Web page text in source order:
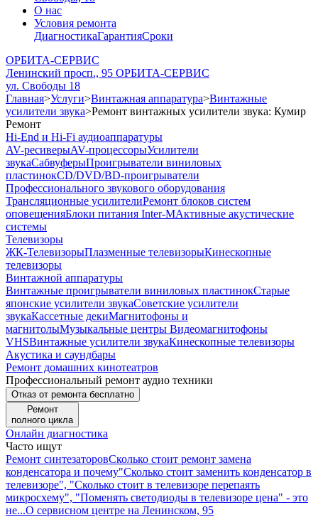
О нас
Условия ремонта
ДиагностикаГарантияСроки
ОРБИТА-СЕРВИС
Ленинский просп., 95 ОРБИТА-СЕРВИС
ул. Свободы 18
Главная>Услуги>Винтажная аппаратура>Винтажные
усилители звука>Ремонт винтажных усилители звука: Кумир
Ремонт
Hi-End и Hi-Fi аудиоаппаратуры
AV-ресиверыAV-процессорыУсилители
звукаСабвуферыПроигрыватели виниловых
пластинокCD/DVD/BD-проигрыватели
Профессионального звукового оборудования
Трансляционные усилителиРемонт блоков систем
оповещенияБлоки питания Inter-MАктивные акустические
системы
Телевизоры
ЖК-ТелевизорыПлазменные телевизорыКинескопные
телевизоры
Винтажной аппаратуры
Винтажные проигрыватели виниловых пластинокСтарые
японские усилители звукаСоветские усилители
звукаКассетные декиМагнитофоны и
магнитолыМузыкальные центры Видеомагнитофоны
VHSВинтажные усилители звукаКинескопные телевизоры
Акустика и саундбары
Ремонт домашних кинотеатров
Профессиональный ремонт аудио техники
Отказ от ремонта бесплатно
Ремонт
полного цикла
Онлайн диагностика
Часто ищут
Ремонт синтезаторовСколько стоит ремонт замена
конденсатора и почему"Сколько стоит заменить конденсатор в
телевизоре", "Сколько стоит в телевизоре перепаять
микросхему", "Поменять светодиоды в телевизоре цена" - это
не...О сервисном центре на Ленинском, 95